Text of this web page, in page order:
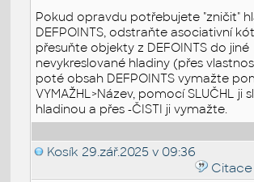
Pokud opravdu potřebujete "zničit"
DEFPOINTS, odstraňte asociativní
přesuňte objekty z DEFOINTS do jiné
nevykreslované hladiny (přes
poté obsah DEFPOINTS vymažte
VYMAŽHL>Název, pomocí SLUČHL ji
hladinou a přes -ČISTI ji vymažte.
Kosík 29.zář.2025 v 09:36
Citace